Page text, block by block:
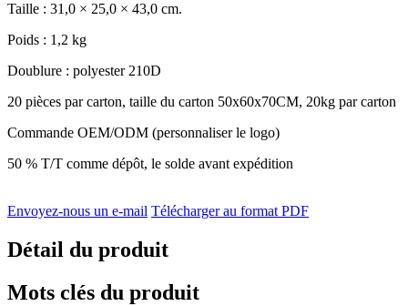
Taille : 31,0 × 25,0 × 43,0 cm.
Poids : 1,2 kg
Doublure : polyester 210D
20 pièces par carton, taille du carton 50x60x70CM, 20kg par carton
Commande OEM/ODM (personnaliser le logo)
50 % T/T comme dépôt, le solde avant expédition
Envoyez-nous un e-mail Télécharger au format PDF
Détail du produit
Mots clés du produit